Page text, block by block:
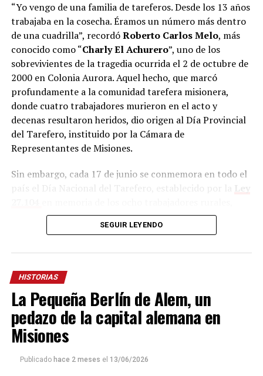
“Yo vengo de una familia de tareferos. Desde los 13 años
trabajaba en la cosecha. Éramos un número más dentro
de una cuadrilla”, recordóRoberto Carlos Melo, más
conocido como “Charly El Achurero”, uno de los
sobrevivientes de la tragedia ocurrida el 2 de octubre de
2000 en Colonia Aurora. Aquel hecho, que marcó
profundamente a la comunidad tarefera misionera,
donde cuatro trabajadores murieron en el acto y
decenas resultaron heridos, dio origen al Día Provincial
del Tarefero, instituido por la Cámara de
Representantes de Misiones.
Sin embargo, cada 17 de junio se conmemora en todo el
país el Día Nacional del Tarefero, establecido por la
Ley
entre ellos tres menores de edad, que perdieron la vida
17 de junio de 2013 en Aristóbulo del Valle,
SEGUIR LEYENDO
HISTORIAS
La Pequeña Berlín de Alem, un
pedazo de la capital alemana en
Misiones
Publicado hace 2 meses el 13/06/2026